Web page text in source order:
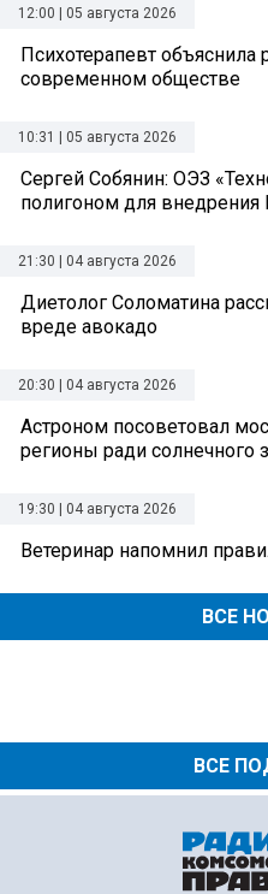
ВСЕ
12:00 | 05 августа 2026
Психотерапевт объяснила
современном обществе
10:31 | 05 августа 2026
Сергей Собянин: ОЭЗ
полигоном для
21:30 | 04 августа 2026
Диетолог Соломатина
вреде авокадо
20:30 | 04 августа 2026
Астроном посоветовал
регионы ради солнечного
19:30 | 04 августа 2026
Ветеринар напомнил
ВСЕ